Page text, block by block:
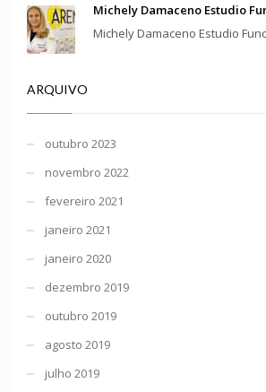
Michely Damaceno Estudio
Michely Damaceno Estudio
ARQUIVO
outubro 2023
novembro 2022
fevereiro 2021
janeiro 2021
janeiro 2020
dezembro 2019
outubro 2019
agosto 2019
julho 2019